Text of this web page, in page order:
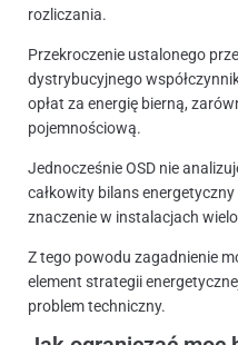
rozliczania.
Przekroczenie ustalonego
dystrybucyjnego
opłat za energię bierną,
pojemnościową.
Jednocześnie OSD nie
całkowity bilans
znaczenie w instalacjach
Z tego powodu zagadnienie
element strategii
problem techniczny.